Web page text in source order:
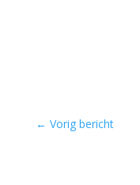
← Vorig bericht